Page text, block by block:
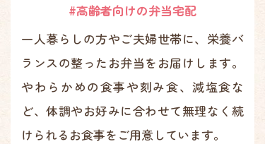
#高齢者向けの弁当宅配
一人暮らしの方やご夫婦世帯に、栄養バ
ランスの整ったお弁当をお届けします。
やわらかめの食事や刻み食、減塩食な
ど、体調やお好みに合わせて無理なく続
けられるお食事をご用意しています。